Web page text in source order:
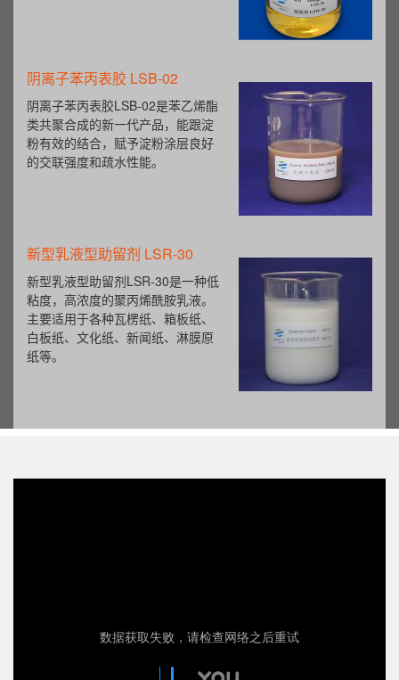
阴离子苯丙表胶 LSB-02
阴离子苯丙表胶LSB-02是苯乙烯酯
类共聚合成的新一代产品，能跟淀
粉有效的结合，赋予淀粉涂层良好
的交联强度和疏水性能。
新型乳液型助留剂 LSR-30
新型乳液型助留剂LSR-30是一种低
粘度，高浓度的聚丙烯酰胺乳液。
主要适用于各种瓦楞纸、箱板纸、
白板纸、文化纸、新闻纸、淋膜原
纸等。